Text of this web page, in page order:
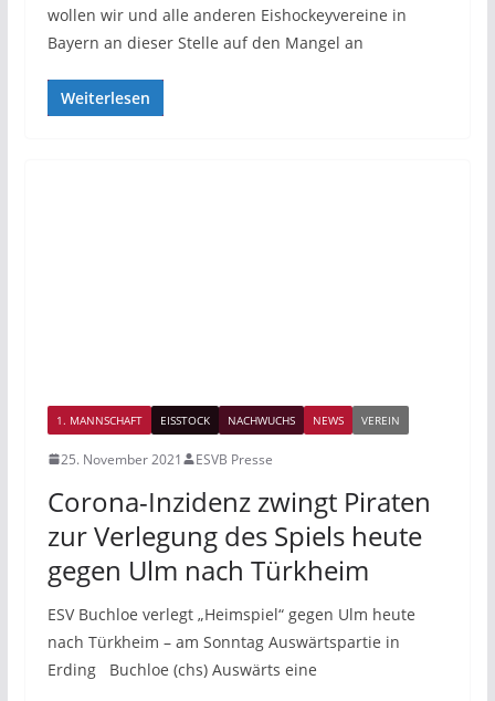
wollen wir und alle anderen Eishockeyvereine in
Bayern an dieser Stelle auf den Mangel an
Weiterlesen
1. MANNSCHAFT EISSTOCK NACHWUCHS NEWS VEREIN
25. November 2021 ESVB Presse
Corona-Inzidenz zwingt Piraten
zur Verlegung des Spiels heute
gegen Ulm nach Türkheim
ESV Buchloe verlegt „Heimspiel“ gegen Ulm heute
nach Türkheim – am Sonntag Auswärtspartie in
Erding Buchloe (chs) Auswärts eine